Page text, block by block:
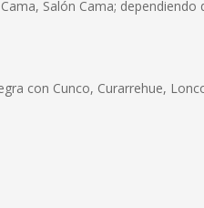
Salón Cama;
con Cunco, Curarrehue,